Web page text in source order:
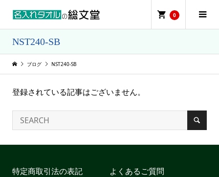
0
NST240-SB
ブログ NST240-SB
登録されている記事はございません。
特定商取引法の表記
よくあるご質問